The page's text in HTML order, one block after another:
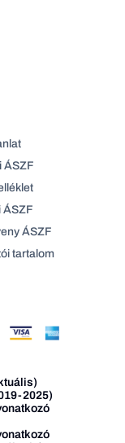
ÁSZF
ÁSZF
ÁSZF
tartalom
2025)